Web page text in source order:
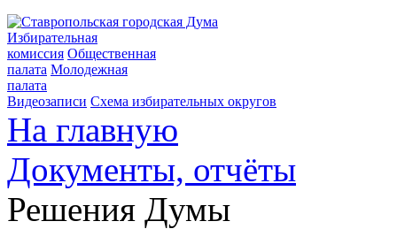
Избирательная
комиссия Общественная
палата Молодежная
палата
Видеозаписи Схема избирательных округов
На главную
Документы, отчёты
Решения Думы